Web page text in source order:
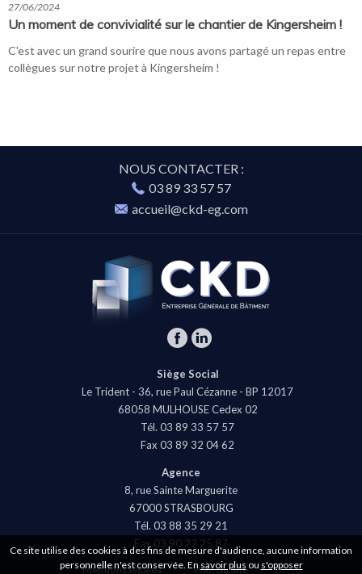
27/06/2024
Un moment de convivialité sur le chantier de Kingersheim ! ️
C'est avec un grand sourire que nous avons partagé un repas entre
collègues sur notre projet à Kingersheim !
NOUS CONTACTER :
03 89 33 57 57
accueil@ckd-eg.com
CKD-
EG
FacebookLinkedin
Siège Social
Le Trident - 36, rue Paul Cézanne - BP 12017
68058 MULHOUSECedex 02
Tél. 03 89 33 57 57
Fax 03 89 32 04 62
Agence
8, rue Sainte Marguerite
67000STRASBOURG
Tél. 03 88 35 29 21
Fax 03 90 22 25 87
Mentions légales
Plan du site
Ce site utilise des cookies à des fins de mesure d'audience, aucune information
personnelle n'est conservée. Ensavoir plus ou s'opposer